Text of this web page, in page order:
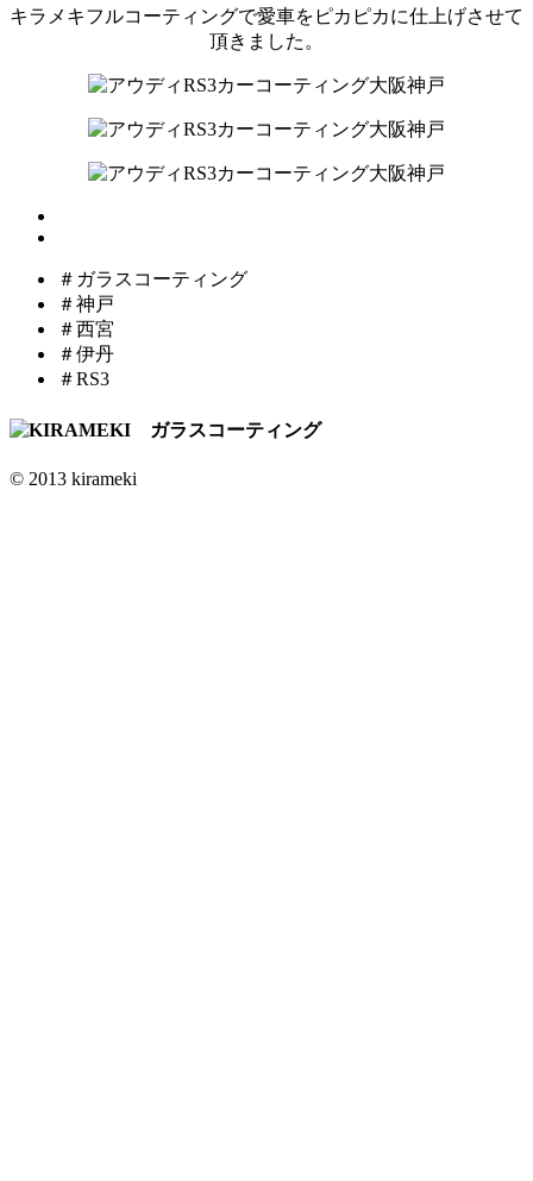
キラメキフルコーティングで愛車をピカピカに仕上げさせて
頂きました。
＃ガラスコーティング
＃神戸
＃西宮
＃伊丹
＃RS3
© 2013 kirameki